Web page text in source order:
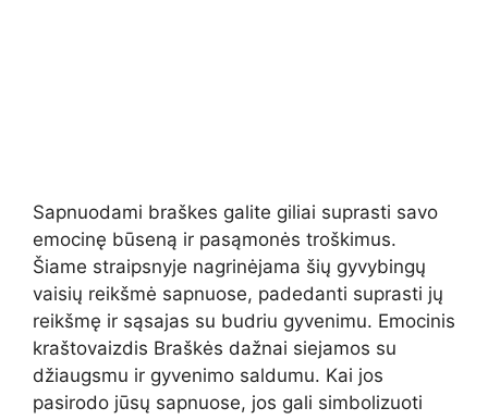
Sapnuodami braškes galite giliai suprasti savo
emocinę būseną ir pasąmonės troškimus.
Šiame straipsnyje nagrinėjama šių gyvybingų
vaisių reikšmė sapnuose, padedanti suprasti jų
reikšmę ir sąsajas su budriu gyvenimu. Emocinis
kraštovaizdis Braškės dažnai siejamos su
džiaugsmu ir gyvenimo saldumu. Kai jos
pasirodo jūsų sapnuose, jos gali simbolizuoti